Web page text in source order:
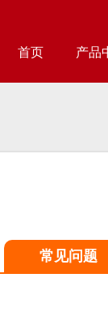
首页 产品
常见问题